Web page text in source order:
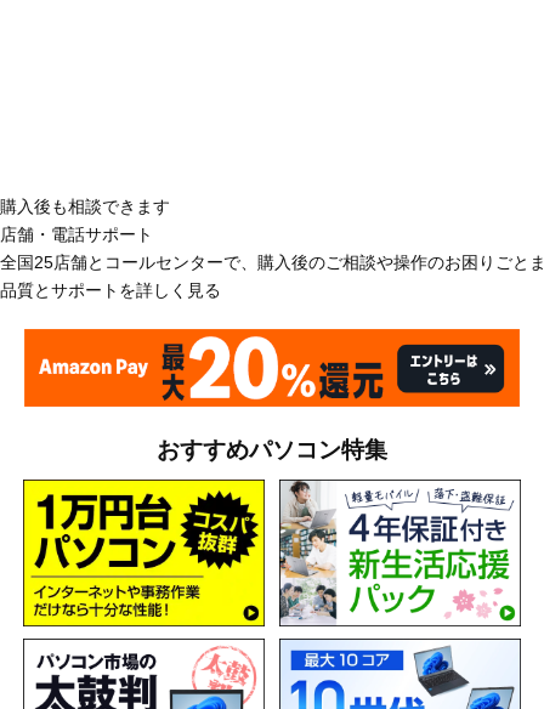
購入後も相談できます
店舗・電話サポート
全国25店舗とコールセンターで、購入後のご相談や操作のお困りごと
品質とサポートを詳しく見る
おすすめパソコン特集